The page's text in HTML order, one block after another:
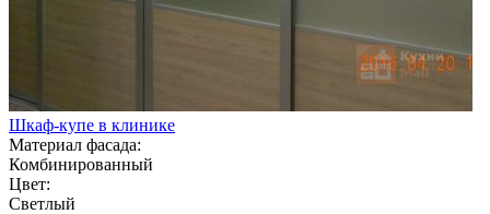
Шкаф-купе в клинике
Материал фасада:
Комбинированный
Цвет:
Светлый